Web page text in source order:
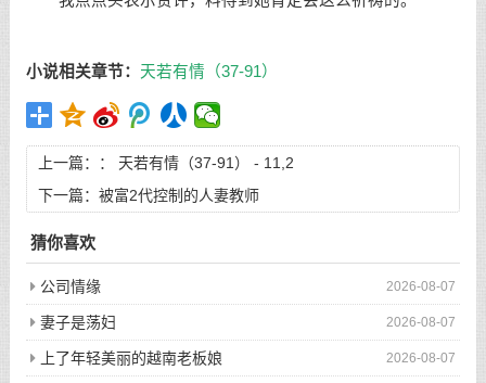
小说相关章节： 天若有情（37-91）
上一篇：： 天若有情（37-91） - 11,2
下一篇： 被富2代控制的人妻教师
猜你喜欢
2026-08-07
公司情缘
2026-08-07
妻子是荡妇
2026-08-07
上了年轻美丽的越南老板娘